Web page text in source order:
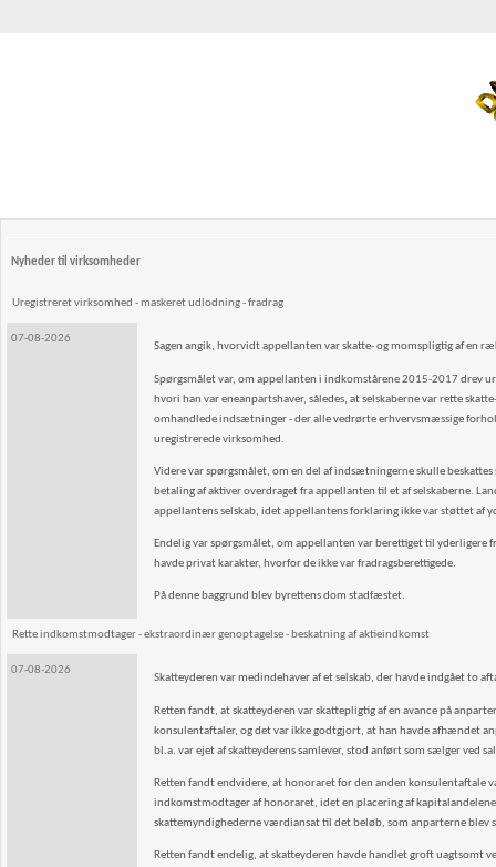
Nyheder til virksomheder
Uregistreret virksomhed - maskeret udlodning - fradrag
07-08-2026
Sagen angik, hvorvidt appellanten var skatte- og momspligtig af
Spørgsmålet var, om appellanten i indkomstårene 2015-2017 drev
hvori han var eneanpartshaver, således, at selskaberne var rette
omhandlede indsætninger - der alle vedrørte erhvervsmæssige
uregistrerede virksomhed.
Videre var spørgsmålet, om en del af indsætningerne skulle
betaling af aktiver overdraget fra appellanten til et af selskaberne.
appellantens selskab, idet appellantens forklaring ikke var støttet af
Endelig var spørgsmålet, om appellanten var berettiget til
havde privat karakter, hvorfor de ikke var fradragsberettigede.
På denne baggrund blev byrettens dom stadfæstet.
Rette indkomstmodtager - ekstraordinær genoptagelse - beskatning af aktieindkomst
07-08-2026
Skatteyderen var medindehaver af et selskab, der havde indgået to
Retten fandt, at skatteyderen var skattepligtig af en avance på
konsulentaftaler, og det var ikke godtgjort, at han havde afhændet
bl.a. var ejet af skatteyderens samlever, stod anført som sælger ved
Retten fandt endvidere, at honoraret for den anden konsulentaftale
indkomstmodtager af honoraret, idet en placering af
skattemyndighederne værdiansat til det beløb, som anparterne
Retten fandt endelig, at skatteyderen havde handlet groft uagtsomt